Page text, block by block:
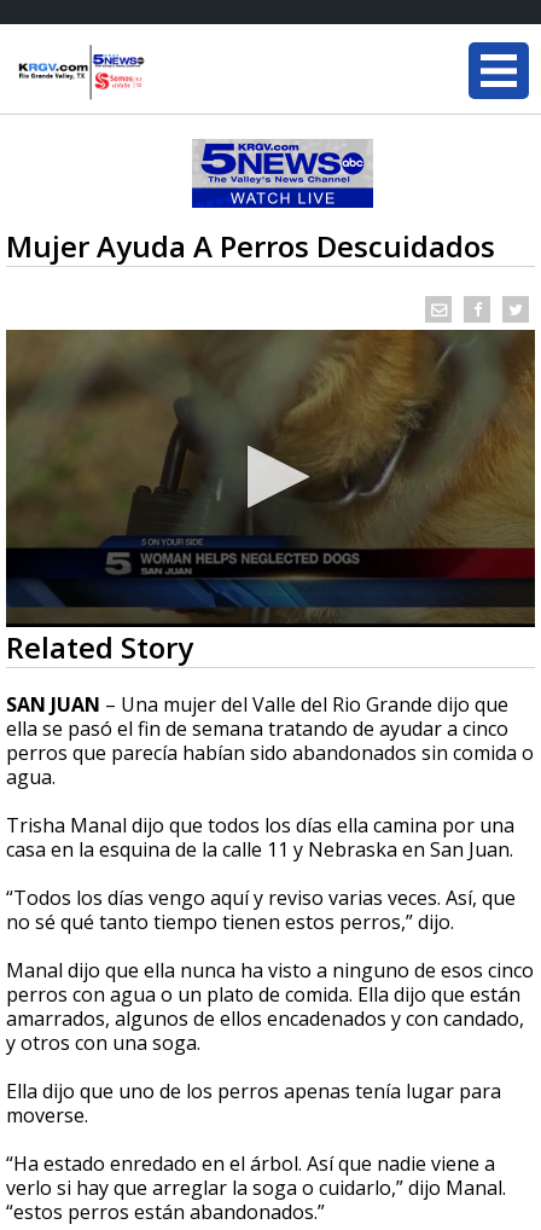
Mujer Ayuda A Perros Descuidados
0
seconds
of
1
minute,
40
seconds
Related Story
SAN JUAN – Una mujer del Valle del Rio Grande dijo que
ella se pasó el fin de semana tratando de ayudar a cinco
perros que parecía habían sido abandonados sin comida o
agua.
Trisha Manal dijo que todos los días ella camina por una
casa en la esquina de la calle 11 y Nebraska en San Juan.
“Todos los días vengo aquí y reviso varias veces. Así, que
no sé qué tanto tiempo tienen estos perros,” dijo.
Manal dijo que ella nunca ha visto a ninguno de esos cinco
perros con agua o un plato de comida. Ella dijo que están
amarrados, algunos de ellos encadenados y con candado,
y otros con una soga.
Ella dijo que uno de los perros apenas tenía lugar para
moverse.
“Ha estado enredado en el árbol. Así que nadie viene a
verlo si hay que arreglar la soga o cuidarlo,” dijo Manal.
“estos perros están abandonados.”